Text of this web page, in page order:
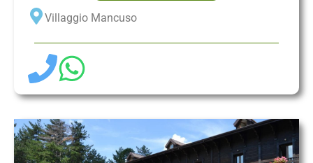
Villaggio Mancuso